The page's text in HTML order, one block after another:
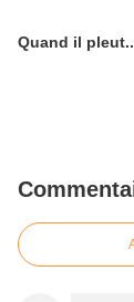
Quand il